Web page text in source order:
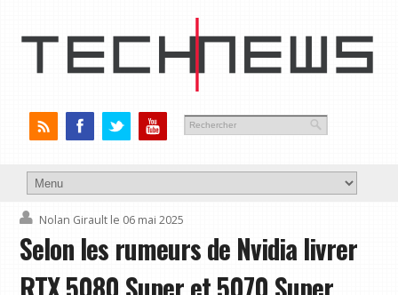
Nolan Girault le 06 mai 2025
Selon les rumeurs de Nvidia livrer